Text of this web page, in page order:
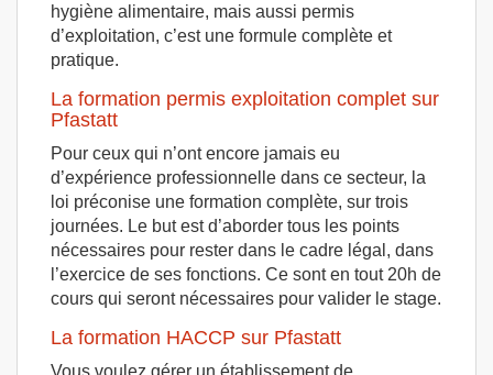
hygiène alimentaire, mais aussi permis
d’exploitation, c’est une formule complète et
pratique.
La formation permis exploitation complet sur
Pfastatt
Pour ceux qui n’ont encore jamais eu
d’expérience professionnelle dans ce secteur, la
loi préconise une formation complète, sur trois
journées. Le but est d’aborder tous les points
nécessaires pour rester dans le cadre légal, dans
l’exercice de ses fonctions. Ce sont en tout 20h de
cours qui seront nécessaires pour valider le stage.
La formation HACCP sur Pfastatt
Vous voulez gérer un établissement de